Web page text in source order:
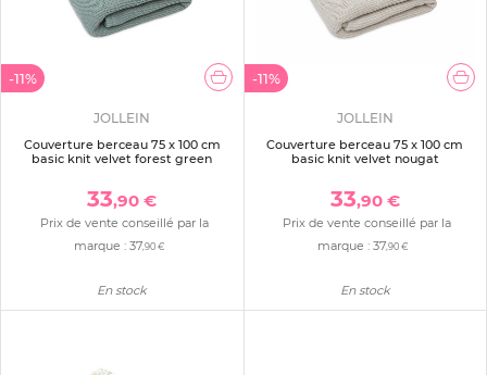
-11%
JOLLEIN
Couverture berceau 75 x 100 cm
basic knit velvet forest green
33,90 €
Prix de vente conseillé par la
marque :37,90 €
En stock
-11%
JOLLEIN
Couverture berceau 75 x 100 cm
basic knit velvet nougat
33,90 €
Prix de vente conseillé par la
marque : 37,90 €
En stock